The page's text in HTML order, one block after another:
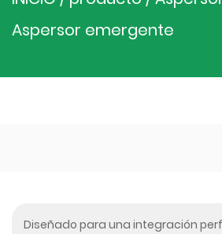
Aspersor emergente
Diseñado para una integración